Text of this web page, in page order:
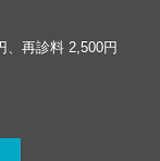
、再診料 2,500円